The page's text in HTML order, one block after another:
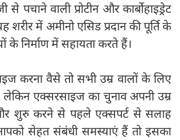
पचाने वाली प्रोटीन और कार्बोहाइड्रेट
शरीर में अमीनो एसिड प्रदान की पूर्ति के
के निर्माण में सहायता करते हैं।
करना वैसे तो सभी उम्र वालों के लिए
लेकिन एक्सरसाइज का चुनाव अपनी उम्र
शुरु करने से पहले एक्सपर्ट से सलाह
सेहत संबंधी समस्याएं हैं तो इसका